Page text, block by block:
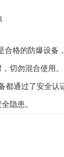
合格的防爆设备
切勿混合使用。
都通过了安全认
隐患。